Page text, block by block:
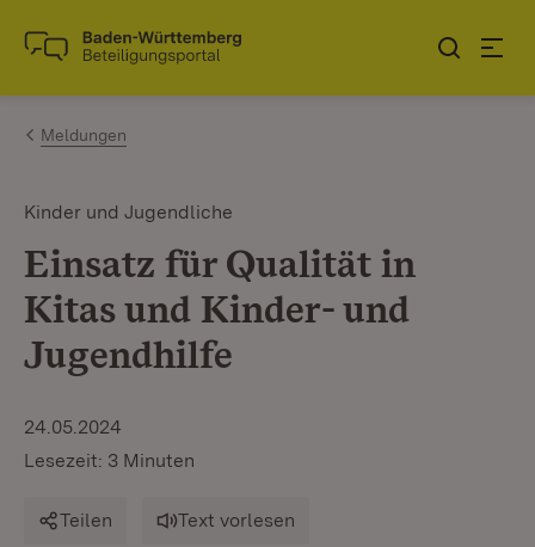
Zum Inhalt springen
Link zur Startseite
Meldungen
Kinder und Jugendliche
Einsatz für Qualität in
Kitas und Kinder- und
Jugendhilfe
24.05.2024
Lesezeit: 3 Minuten
Teilen Text vorlesen